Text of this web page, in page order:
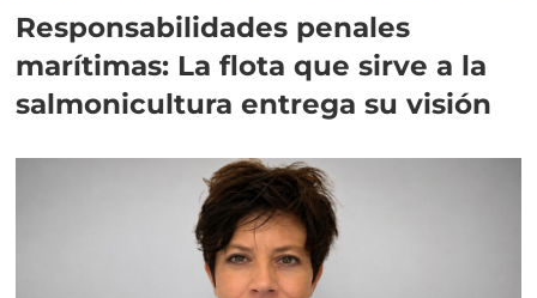
Responsabilidades penales
marítimas: La flota que sirve a la
salmonicultura entrega su visión